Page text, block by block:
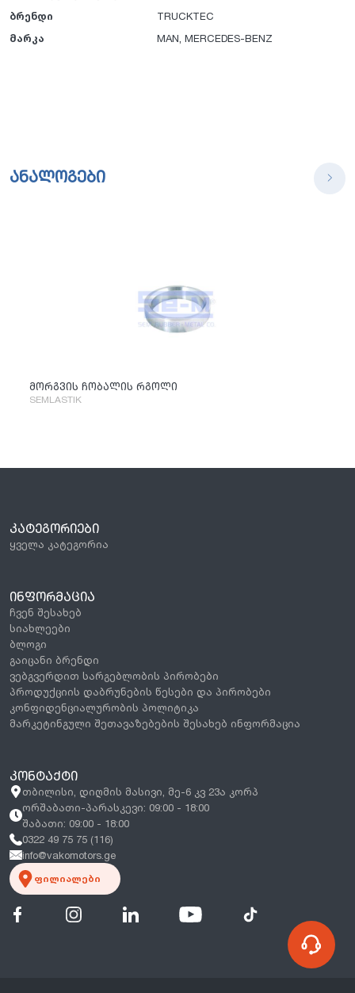
ბრენდი
TRUCKTEC
მარკა
MAN MERCEDES-BENZ
ანალოგები
მორგვის ჩობალის რგოლი
SEMLASTIK
ᲙᲐᲢᲔᲒᲝᲠᲘᲔᲑᲘ
ყველა კატეგორია
ᲘᲜᲤᲝᲠᲛᲐᲪᲘᲐ
ჩვენ შესახებ
სიახლეები
ბლოგი
გაიცანი ბრენდი
ვებგვერდით სარგებლობის პირობები
პროდუქციის დაბრუნების წესები და პირობები
კონფიდენციალურობის პოლიტიკა
მარკეტინგული შეთავაზებების შესახებ ინფორმაცია
ᲙᲝᲜᲢᲐᲥᲢᲘ
თბილისი, დიღმის მასივი, მე-6 კვ 23ა კორპ
ორშაბათი-პარასკევი: 09:00 - 18:00
შაბათი: 09:00 - 18:00
0322 49 75 75 (116)
info@vakomotors.ge
ფილიალები